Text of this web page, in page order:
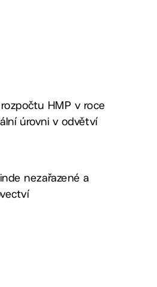
HMP v roce
úrovni v odvětví
nezařazené a